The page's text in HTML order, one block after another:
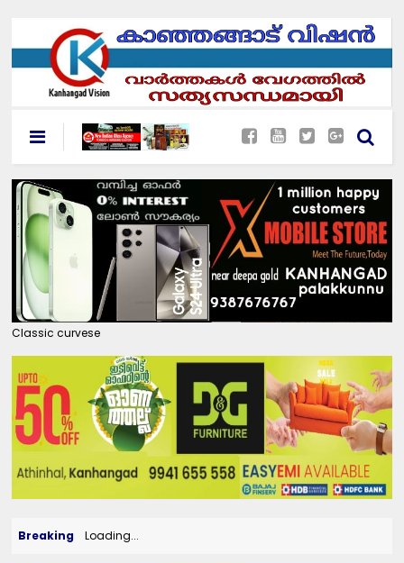
Classic curvese
Breaking Loading...